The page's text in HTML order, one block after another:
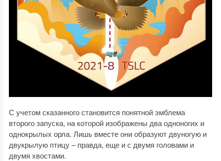
С учетом сказанного становится понятной эмблема
второго запуска, на которой изображены два одноногих и
однокрылых орла. Лишь вместе они образуют двуногую и
двукрылую птицу – правда, еще и с двумя головами и
двумя хвостами.